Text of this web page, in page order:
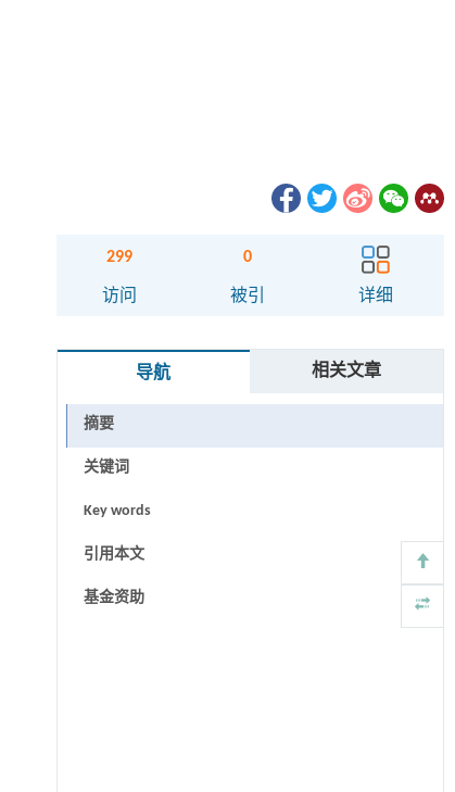
299
访问
0
被引 详细
导航 相关文章
摘要
关键词
Key words
引用本文
基金资助